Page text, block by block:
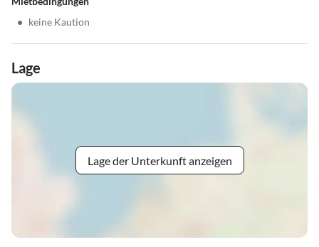
• keine Kaution
Lage
Lage der Unterkunft anzeigen